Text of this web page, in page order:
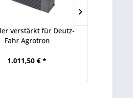
verstärkt für Deutz-
Fahr Agrotron
1.011,50 € *